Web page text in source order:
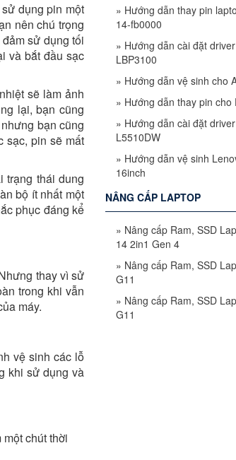
dụng pin một
nên chú trọng
sử dụng tối
và bắt đầu sạc
sẽ làm ảnh
lại, bạn cũng
bạn cũng
sạc, pin sẽ mất
trạng thái dung
bộ ít nhất một
phục đáng kể
thay vì sử
trong khi vẫn
máy.
vệ sinh các lỗ
khi sử dụng và
chút thời
» Hướng dẫn thay pin
14-fb0000
» Hướng dẫn cài đặt
LBP3100
» Hướng dẫn vệ sinh cho
» Hướng dẫn thay pin cho
» Hướng dẫn cài đặt
L5510DW
» Hướng dẫn vệ sinh
16inch
NÂNG CẤP LAPTOP
» Nâng cấp Ram, SSD
14 2in1 Gen 4
» Nâng cấp Ram, SSD
G11
» Nâng cấp Ram, SSD
G11